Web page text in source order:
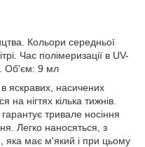
Кольори середньої
Час полімеризації в UV-
Об'єм: 9 мл
яскравих, насичених
на нігтях кілька тижнів.
тривале носіння
Легко наносяться, з
яка має м'який і при цьому